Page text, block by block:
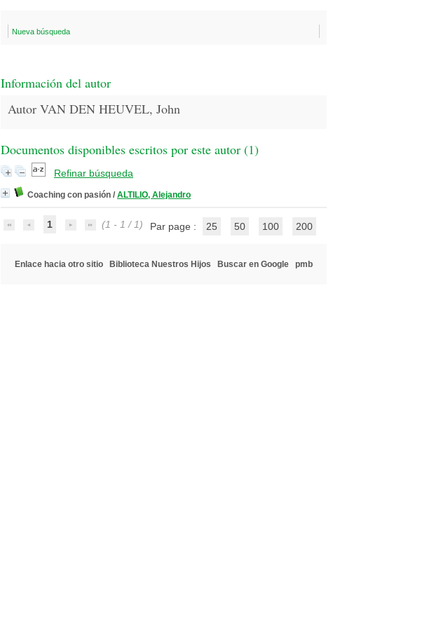
Nueva búsqueda
Información del autor
Autor VAN DEN HEUVEL, John
Documentos disponibles escritos por este autor (1)
Refinar búsqueda
Coaching con pasión / ALTILIO, Alejandro
1 (1 - 1 / 1) Par page : 25 50 100 200
Enlace hacia otro sitio Biblioteca Nuestros Hijos Buscar en Google pmb